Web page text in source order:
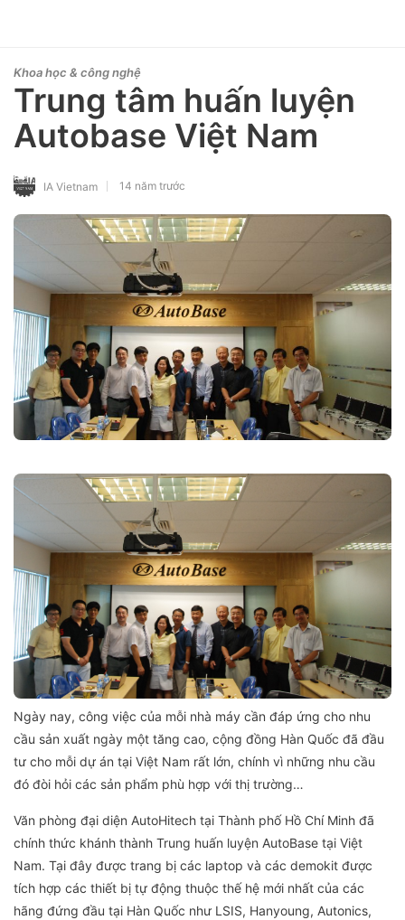
Khoa học & công nghệ
Trung tâm huấn luyện
Autobase Việt Nam
IA Vietnam 14 năm trước
Ngày nay, công việc của mỗi nhà máy cần đáp ứng cho nhu
cầu sản xuất ngày một tăng cao, cộng đồng Hàn Quốc đã đầu
tư cho mỗi dự án tại Việt Nam rất lớn, chính vì những nhu cầu
đó đòi hỏi các sản phẩm phù hợp với thị trường…
Văn phòng đại diện AutoHitech tại Thành phố Hồ Chí Minh đã
chính thức khánh thành Trung huấn luyện AutoBase tại Việt
Nam. Tại đây được trang bị các laptop và các demokit được
tích hợp các thiết bị tự động thuộc thế hệ mới nhất của các
hãng đứng đầu tại Hàn Quốc như LSIS, Hanyoung, Autonics,